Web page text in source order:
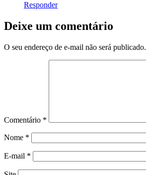
Responder
Deixe um comentário
O seu endereço de e-mail não será publicado.
Comentário *
Nome *
E-mail *